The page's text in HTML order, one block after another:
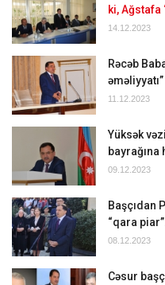
ki, Ağstafa
14.12.2023
Rəcəb
əməliyyatı”
11.12.2023
Yüksək
bayrağına
09.12.2023
Başçıdan
“qara
08.12.2023
Cəsur